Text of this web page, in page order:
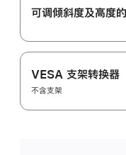
可调倾斜度及高‍度
VESA 支架转换器
不含支架